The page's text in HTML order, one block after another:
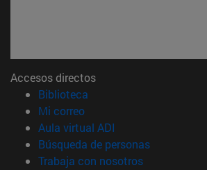
Accesos directos
Biblioteca
Mi correo(abre en nueva ventana)
Aula virtual ADI
Búsqueda de personas(abre en
Trabaja con nosotros(abre en